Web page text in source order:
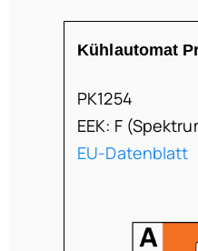
Kühlautomat
PK1254
EEK: F
EU-Datenblatt